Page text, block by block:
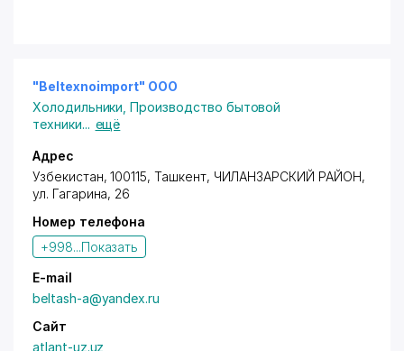
"Beltexnoimport" OOO
Холодильники ,Производство бытовой
техники... ещё
Адрес
Узбекистан, 100115, Ташкент, ЧИЛАНЗАРСКИЙ РАЙОН,
ул. Гагарина, 26
Номер телефона
+998...Показать
E-mail
beltash-a@yandex.ru
Сайт
atlant-uz.uz